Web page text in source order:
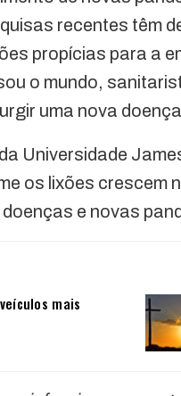
recentes têm
propícias para a
o mundo,
uma nova
Universidade
os lixões crescem
e novas
mais